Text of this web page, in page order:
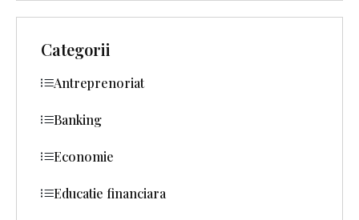
Categorii
Antreprenoriat
Banking
Economie
Educatie financiara